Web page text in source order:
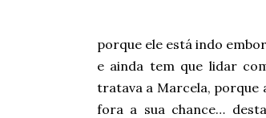
porque ele está indo
e ainda tem que lidar
tratava a Marcela, porque
fora a sua chance…